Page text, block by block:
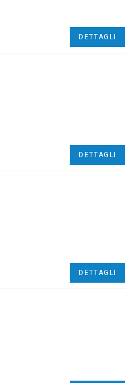
DETTAGLI
DETTAGLI
DETTAGLI